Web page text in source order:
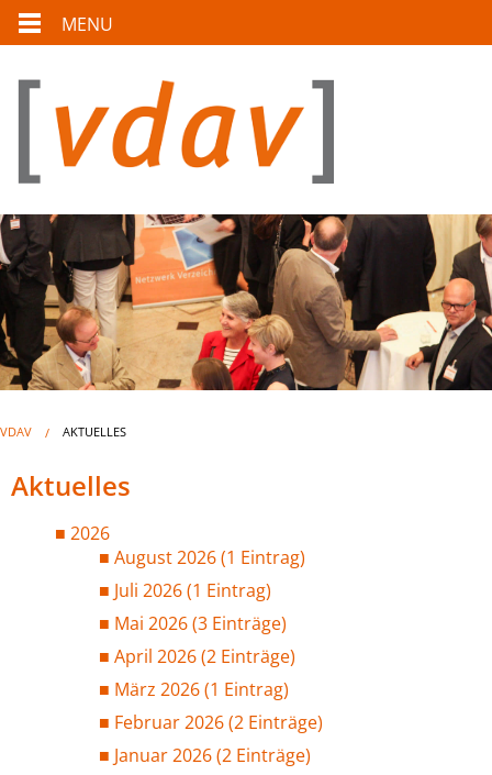
MENU
VDAV AKTUELLES
Aktuelles
2026
August 2026 (1 Eintrag)
Juli 2026 (1 Eintrag)
Mai 2026 (3 Einträge)
April 2026 (2 Einträge)
März 2026 (1 Eintrag)
Februar 2026 (2 Einträge)
Januar 2026 (2 Einträge)